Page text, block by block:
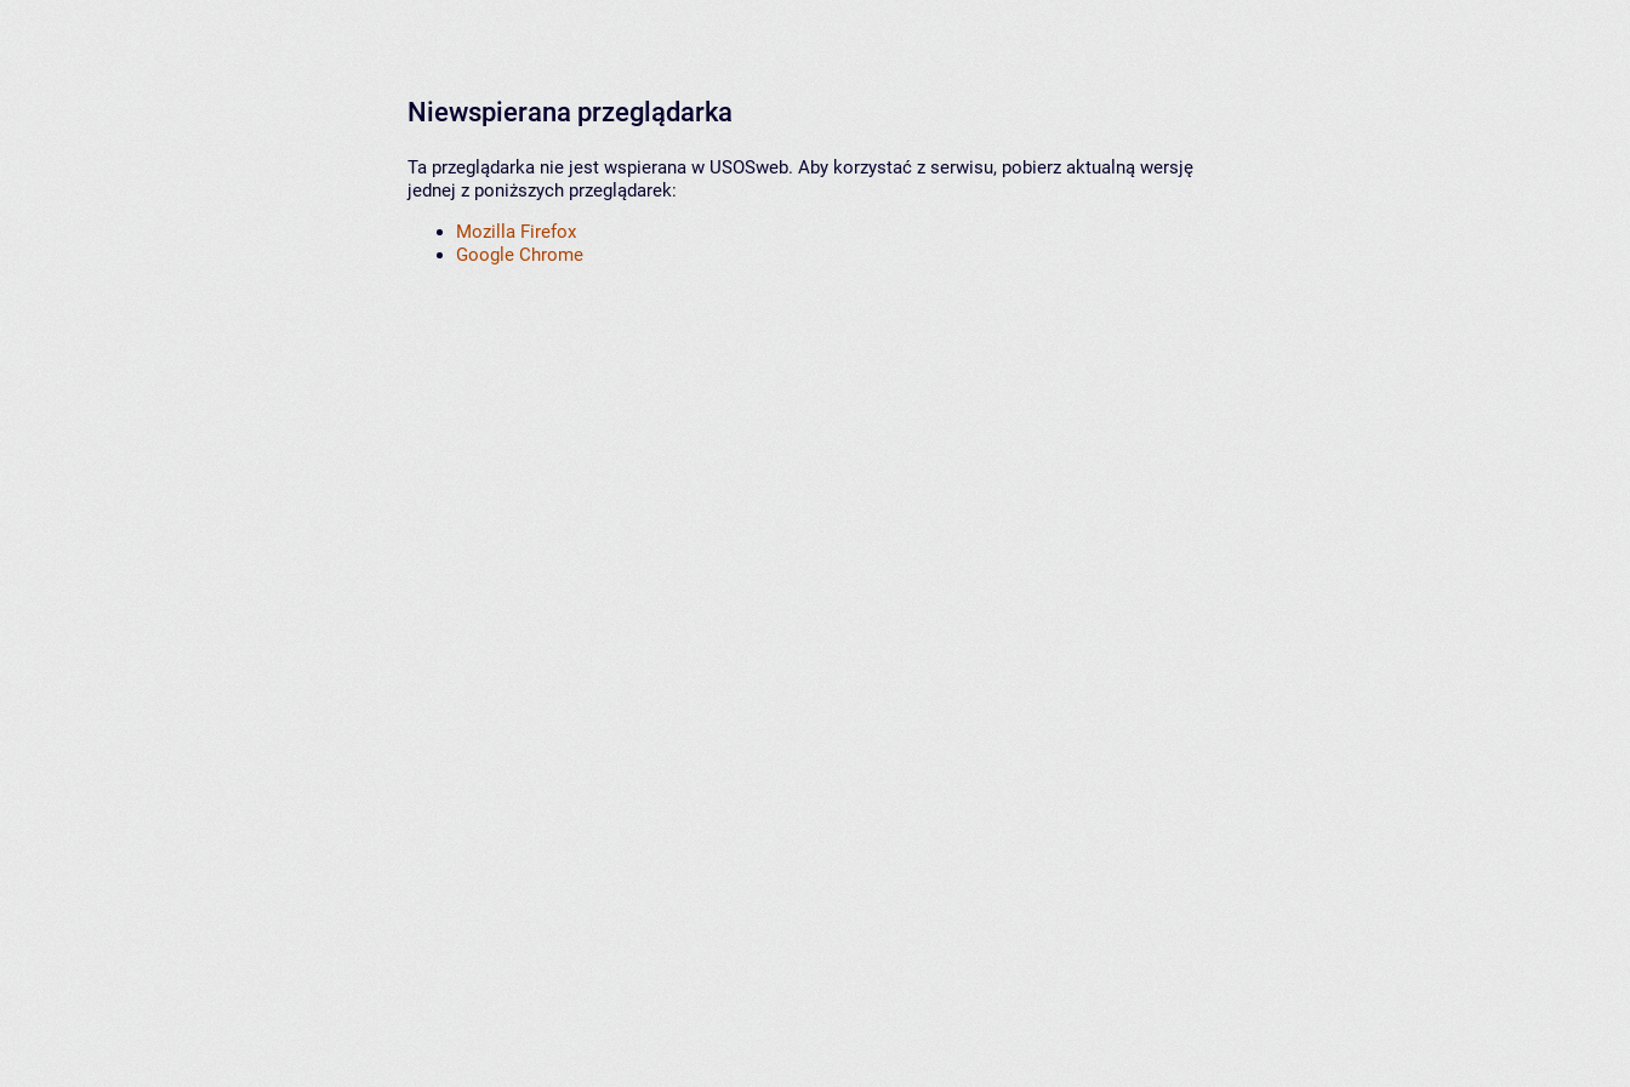
Niewspierana przeglądarka
Ta przeglądarka nie jest wspierana w USOSweb. Aby korzystać z serwisu, pobierz aktualną wersję
jednej z poniższych przeglądarek:
Mozilla Firefox
Google Chrome